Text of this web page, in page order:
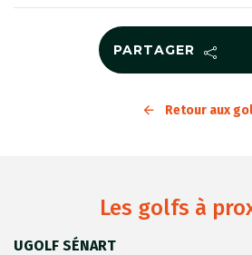
PARTAGER
Retour aux
Les golfs à
UGOLF SÉNART